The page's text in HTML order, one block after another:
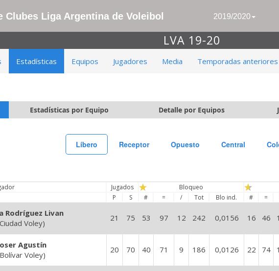
Clubes Liga Argentina de Voleibol 2019/2020
LVA 19-20
Estadísticas Equipos Jugadores Media Temporadas anteriores
Estadísticas por Equipo Detalle por Equipos
Líbero Receptor Opuesto Central
Jugados Bloqueo
P
S # = / Tot Blo ind. # =
Rodríguez Livan
Voley)
21 75 53 97 12 242 0,0156 16 46
Agustín
Voley)
20 70 40 71 9 186 0,0126 22 74